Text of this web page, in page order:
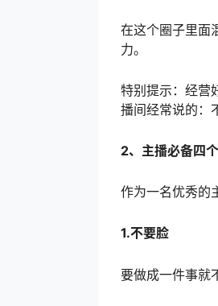
在这个圈子里面
力。
特别提示：经营
播间经常说的：
2、主播必备四
作为一名优秀的
1.不要脸
要做成一件事就